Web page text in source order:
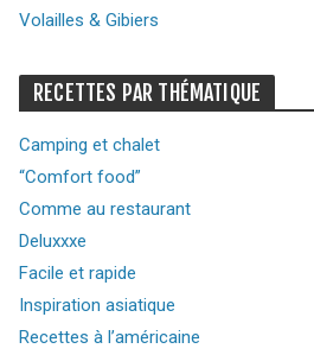
Volailles & Gibiers
RECETTES PAR THÉMATIQUE
Camping et chalet
“Comfort food”
Comme au restaurant
Deluxxxe
Facile et rapide
Inspiration asiatique
Recettes à l’américaine